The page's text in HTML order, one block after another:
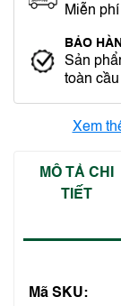
Miễn
BẢO
Sản
toàn
Xem
MÔ TẢ CHI
TIẾT
Mã SKU: